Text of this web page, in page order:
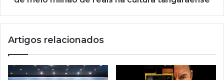
Artigos relacionados